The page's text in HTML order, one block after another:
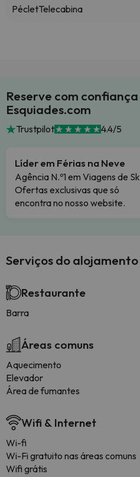
PécletTelecabina
Reserve com
Esquiades.com
Trustpilot 4.4/5
Líder em Férias na Neve
Agência N.º1 em Viagens de
Ofertas exclusivas que só
encontra no nosso website.
Serviços do alojamento
Restaurante
Barra
Áreas comuns
Aquecimento
Elevador
Área de fumantes
Wifi & Internet
Wi-fi
Wi-Fi gratuito nas áreas comuns
Wifi grátis